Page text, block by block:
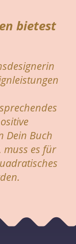
bietest
Dein Buch
muss es für